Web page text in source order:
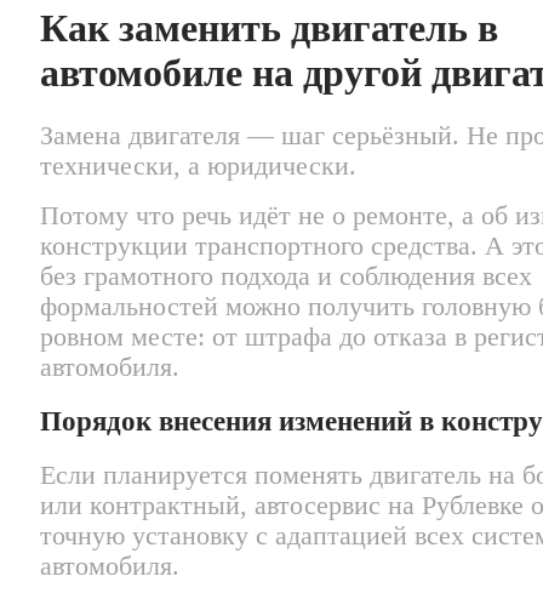
Как заменить двигатель в
автомобиле на другой
Замена двигателя — шаг серьёзный. Не
технически, а юридически.
Потому что речь идёт не о ремонте, а об
конструкции транспортного средства. А
без грамотного подхода и соблюдения всех
формальностей можно получить головную
ровном месте: от штрафа до отказа в
автомобиля.
Порядок внесения изменений в
Если планируется поменять двигатель на
или контрактный, автосервис на Рублевке
точную установку с адаптацией всех
автомобиля.